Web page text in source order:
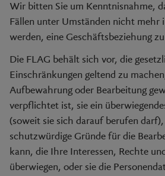
Wir bitten Sie um Kenntnisnahme,
Fällen unter Umständen nicht mehr
werden, eine Geschäftsbeziehung
Die FLAG behält sich vor, die
Einschränkungen geltend zu
Aufbewahrung oder Bearbeitung
verpflichtet ist, sie ein
(soweit sie sich darauf berufen
schutzwürdige Gründe für die
kann, die Ihre Interessen, Rechte
überwiegen, oder sie die